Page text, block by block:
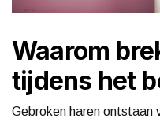
Waarom
tijdens het
Gebroken haren ontstaan